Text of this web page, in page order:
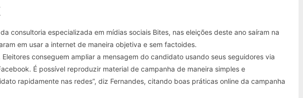
consultoria especializada em mídias sociais Bites, nas eleições deste ano saíram na
em usar a internet de maneira objetiva e sem factoides.
conseguem ampliar a mensagem do candidato usando seus seguidores via
É possível reproduzir material de campanha de maneira simples e
rapidamente nas redes”, diz Fernandes, citando boas práticas online da campanha